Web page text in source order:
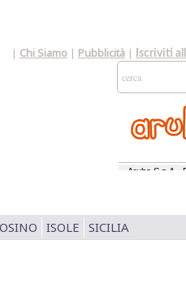
| Chi Siamo | Pubblicità | Iscriviti
ISOLE SICILIA